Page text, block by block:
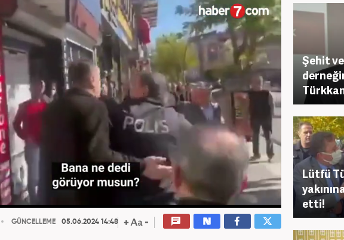
GÜNCELLEME 05.06.2024 14:48
Şehit
Lütfü
etti!